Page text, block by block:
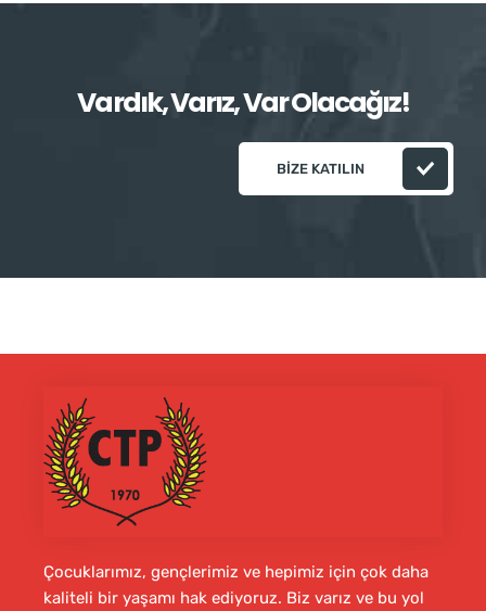
Vardık, Varız, Var Olacağız!
BIZE KATILIN
Çocuklarımız, gençlerimiz ve hepimiz için çok daha
kaliteli bir yaşamı hak ediyoruz. Biz varız ve bu yol